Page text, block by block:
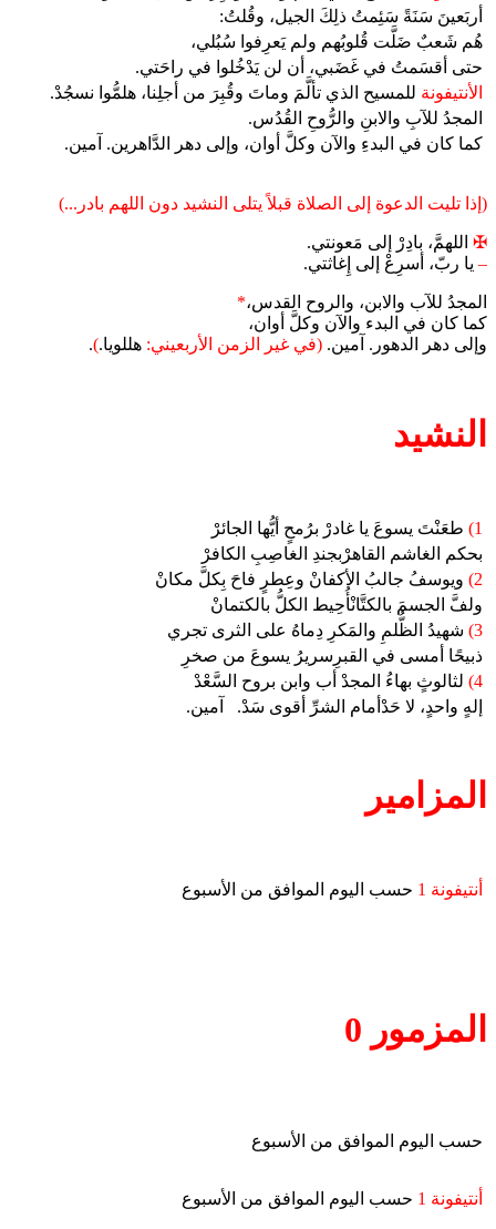
أربَعينَ سَنَةً سَئِمتُ ذلِكَ الجيل، وقُلتُ:
هُم شَعبٌ ضَلَّت قُلوبُهم ولم يَعرِفوا سُبُلي،
حتى أقسَمتُ في غَضَبي، أن لن يَدْخُلوا في راحَتي.
الأنتيفونة للمسيح الذي تألَّمَ وماتَ وقُبِرَ من أجلِنا، هلمُّوا نسجُدْ.
المجدُ للآبِ والابنِ والرُّوحِ القُدُس.
كما كان في البدءِ والآن وكلَّ أوان، وإلى دهر الدَّاهرين. آمين.
(إذا تليت الدعوة إلى الصلاة قبلاً يتلى النشيد دون اللهم بادر...)
✠ اللهمَّ، بادِرْ إلى مَعونتي.
– يا ربّ، أسرِعْ إلى إِغاثتي.
المجدُ للآب والابن، والروح القدس،*
كما كان في البدء والآن وكلَّ أوان،
وإلى دهر الدهور. آمين. (في غير الزمن الأربعيني: هللويا.)
.
النشيد
1)
طعَنْتَ يسوعَ يا غادرْ برُمحٍ أيُّها الجائرْ
بحكم الغاشم القاهرْبجندِ الغاصِبِ الكافرْ
2)
ويوسفُ جالبُ الأكفانْ وعِطرٍ فاحَ بِكلَّ مكانْ
ولفَّ الجسمَ بالكتَّانْأُحِيط الكلُّ بالكتمانْ
3) شهيدُ الظُّلمِ والمَكرِ دِماهُ على الثرى تجري
ذبيحًا أمسى في القبرِسريرُ يسوعَ من صخرِ
4) لثالوثٍ بهاءُ المجدْ أب وابن بروح السَّعْدْ
إلهٍ واحدٍ، لا حَدْأمام الشرِّ أقوى سَدْ.
آمين.
المزامير
أنتيفونة 1 حسب اليوم الموافق من الأسبوع
المزمور 0
حسب اليوم الموافق من الأسبوع
أنتيفونة 1 حسب اليوم الموافق من الأسبوع